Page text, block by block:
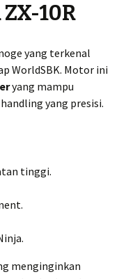
10R
yang terkenal
WorldSBK. Motor ini
yang mampu
yang presisi.
tinggi.
menginginkan